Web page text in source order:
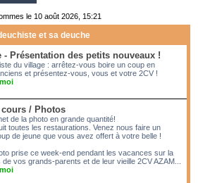
le 10 août 2026, 15:21
et sa deuche
- Présentation des petits nouveaux !
du village : arrêtez-vous boire un coup en
et présentez-vous, vous et votre 2CV !
cours / Photos
de la photo en grande quantité!
toutes les restaurations. Venez nous faire un
de jeune que vous avez offert à votre belle !
prise ce week-end pendant les vacances sur la
vos grands-parents et de leur vieille 2CV AZAM...